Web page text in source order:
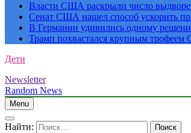
Власти США раскрыли число
Сенат США нашел способ ускорить
В Германии удивились одному
Трамп похвастался крупным
Дети
Newsletter
Random News
Menu
Найти: